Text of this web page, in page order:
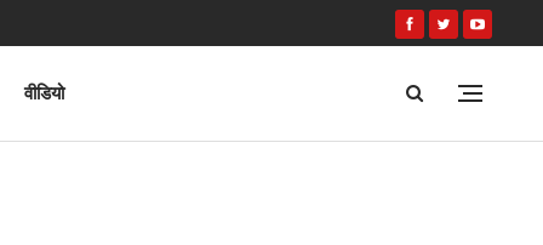
वीडियो